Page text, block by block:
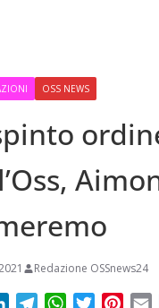
OSS NEWS
Redazione OSSnews24
W